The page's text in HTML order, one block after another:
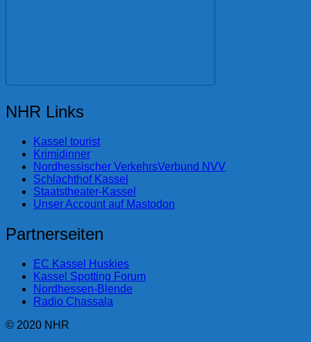
NHR Links
Kassel tourist
Krimidinner
Nordhessischer VerkehrsVerbund NVV
Schlachthof Kassel
Staatstheater-Kassel
Unser Account auf Mastodon
Partnerseiten
EC Kassel Huskies
Kassel Spotting Forum
Nordhessen-Blende
Radio Chassala
© 2020 NHR